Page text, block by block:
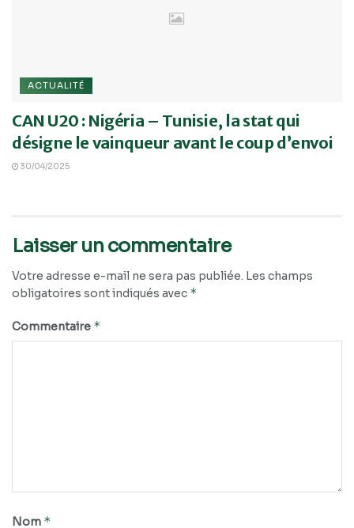
ACTUALITÉ
CAN U20 : Nigéria – Tunisie, la stat qui
désigne le vainqueur avant le coup d’envoi
30/04/2025
Laisser un commentaire
Votre adresse e-mail ne sera pas publiée. Les champs
obligatoires sont indiqués avec *
Commentaire *
Nom *